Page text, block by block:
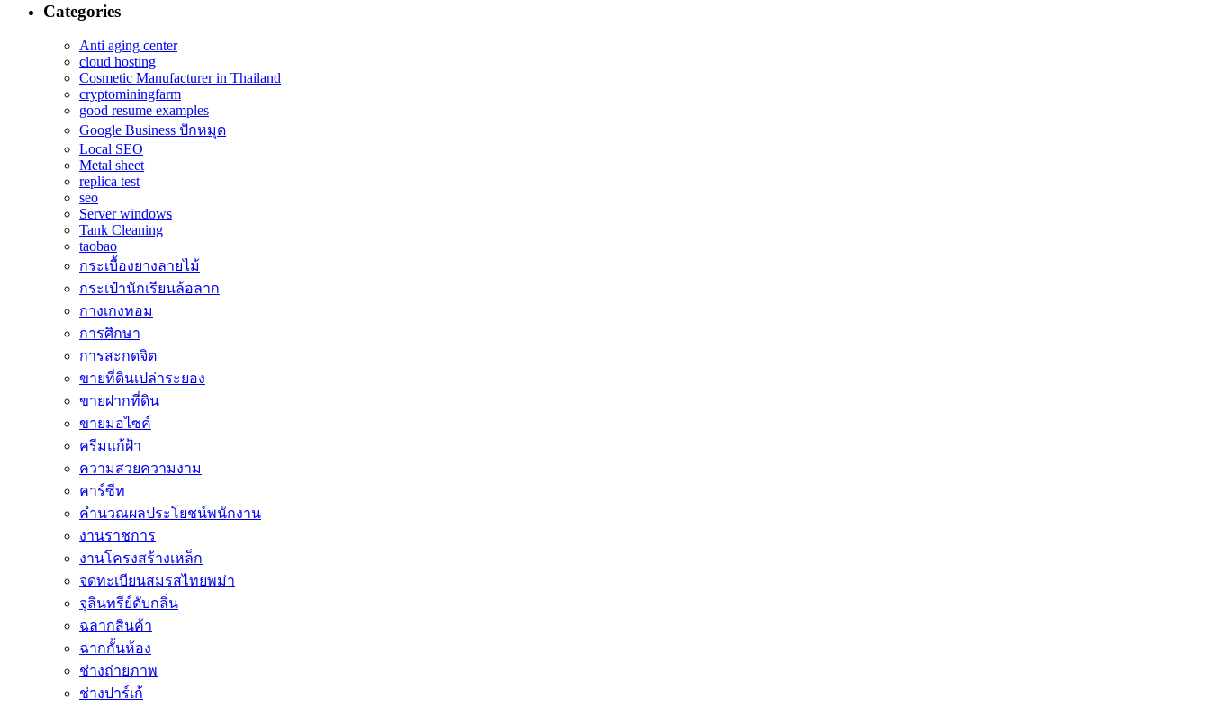
Categories
Anti aging center
cloud hosting
Cosmetic Manufacturer in Thailand
cryptominingfarm
good resume examples
Google Business ปักหมุด
Local SEO
Metal sheet
replica test
seo
Server windows
Tank Cleaning
taobao
กระเบื้องยางลายไม้
กระเป๋านักเรียนล้อลาก
กางเกงทอม
การศึกษา
การสะกดจิต
ขายที่ดินเปล่าระยอง
ขายฝากที่ดิน
ขายมอไซค์
ครีมแก้ฝ้า
ความสวยความงาม
คาร์ซีท
คำนวณผลประโยชน์พนักงาน
งานราชการ
งานโครงสร้างเหล็ก
จดทะเบียนสมรสไทยพม่า
จุลินทรีย์ดับกลิ่น
ฉลากสินค้า
ฉากกั้นห้อง
ช่างถ่ายภาพ
ช่างปาร์เก้